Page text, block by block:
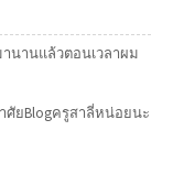
านานแล้วตอนเวลาผม
ศัยBlogครูสาลี่หน่อยนะ